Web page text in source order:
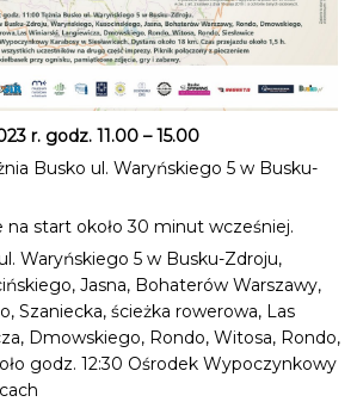
r. godz. 11.00 – 15.00
Busko ul. Waryńskiego 5 w Busku-
start około 30 minut wcześniej.
Waryńskiego 5 w Busku-Zdroju,
Jasna, Bohaterów Warszawy,
Szaniecka, ścieżka rowerowa, Las
Dmowskiego, Rondo, Witosa, Rondo,
godz. 12:30 Ośrodek Wypoczynkowy